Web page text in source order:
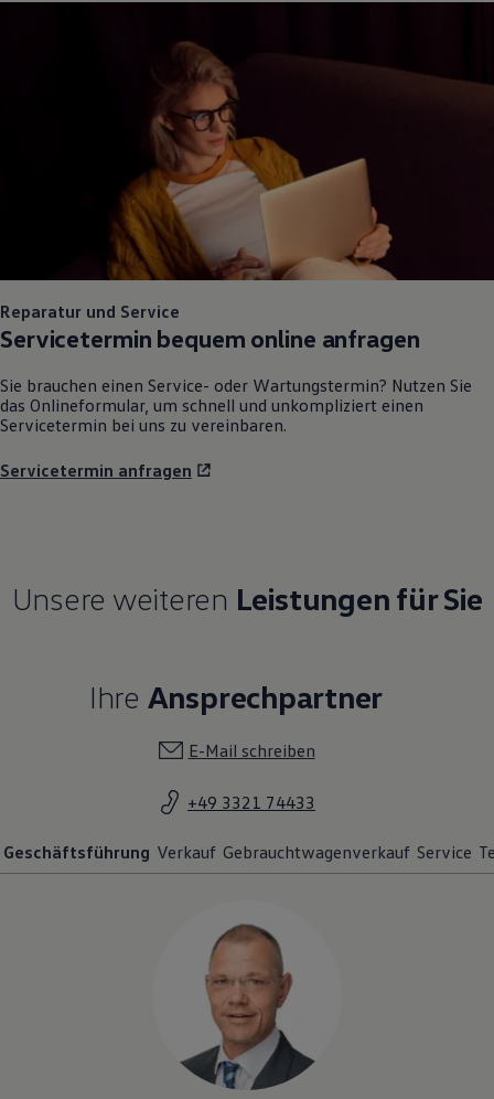
Bulli Magazin
Fahrzeugabholung ab Werk
Reparatur und Service
Servicetermin bequem online anfragen
Sie brauchen einen Service- oder Wartungstermin? Nutzen Sie
das Onlineformular, um schnell und unkompliziert einen
Servicetermin bei uns zu vereinbaren.
Servicetermin anfragen
Unsere weiteren Leistungen für Sie
Ihre Ansprechpartner
E-Mail schreiben
+49 3321 74433
Geschäftsführung Verkauf Gebrauchtwagenverkauf Service